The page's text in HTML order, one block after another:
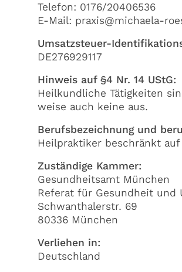
Telefon: 0176/20406536
E-Mail: praxis@michaela-
Umsatzsteuer-
DE276929117
Hinweis auf §4 Nr. 14 UStG:
Heilkundliche Tätigkeiten
weise auch keine aus.
Berufsbezeichnung und
Heilpraktiker beschränkt
Zuständige Kammer:
Gesundheitsamt München
Referat für Gesundheit und
Schwanthalerstr. 69
80336 München
Verliehen in:
Deutschland